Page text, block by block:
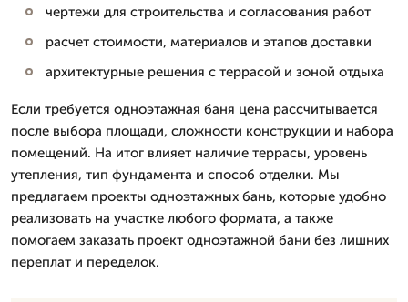
чертежи для строительства и согласования работ
расчет стоимости, материалов и этапов доставки
архитектурные решения с террасой и зоной отдыха
Если требуется одноэтажная баня цена рассчитывается
после выбора площади, сложности конструкции и набора
помещений. На итог влияет наличие террасы, уровень
утепления, тип фундамента и способ отделки. Мы
предлагаем проекты одноэтажных бань, которые удобно
реализовать на участке любого формата, а также
помогаем заказать проект одноэтажной бани без лишних
переплат и переделок.